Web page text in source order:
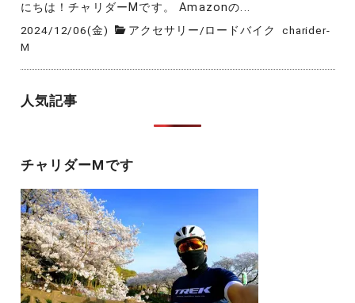
にちは！チャリダーMです。 Amazonの...
2024/12/06(金) アクセサリー/ロードバイク
charider-
M
人気記事
チャリダーMです